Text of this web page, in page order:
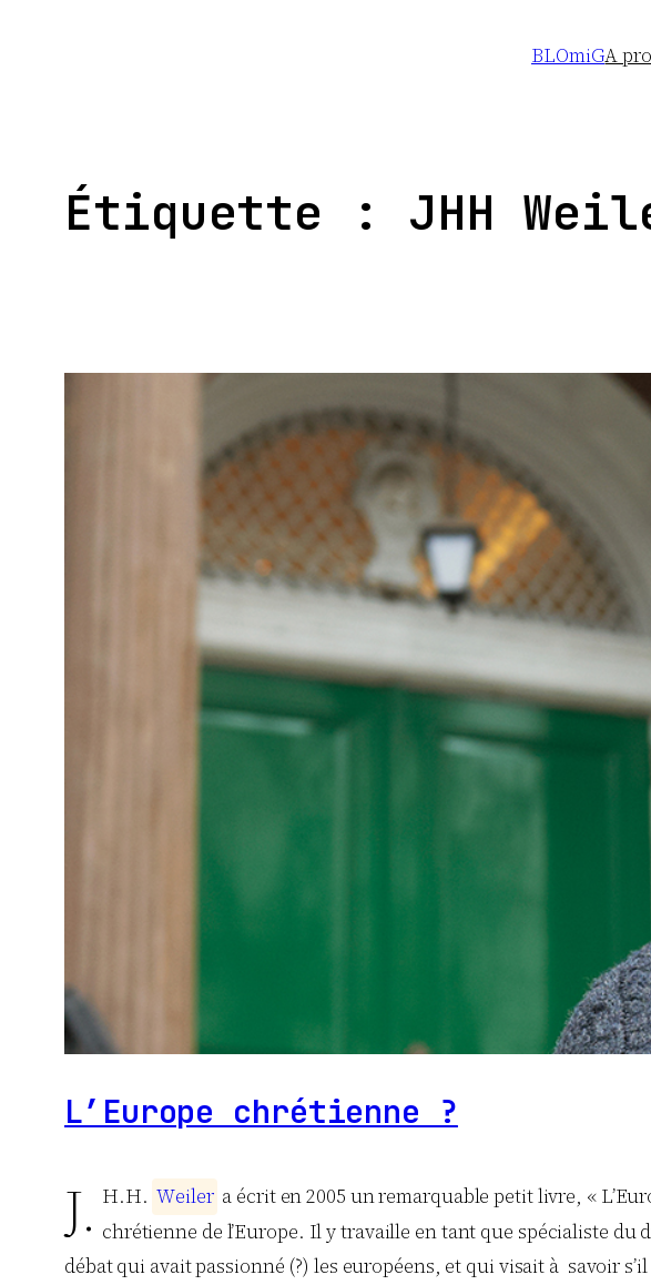
BLOmiGA
Étiquette : JHH
L’Europe chrétienne ?
J. H.H. Weiler a écrit en 2005 un remarquable petit livre, «
chrétienne de l’Europe. Il y travaille en tant que spécialiste
débat qui avait passionné (?) les européens, et qui visait à savoir